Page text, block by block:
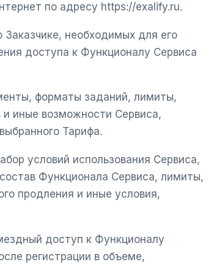
по адресу https://exalify.ru.
Заказчике, необходимых для его
доступа к Функционалу Сервиса
форматы заданий, лимиты,
иные возможности Сервиса,
Тарифа.
условий использования Сервиса,
Функционала Сервиса, лимиты,
продления и иные условия,
доступ к Функционалу
регистрации в объеме,